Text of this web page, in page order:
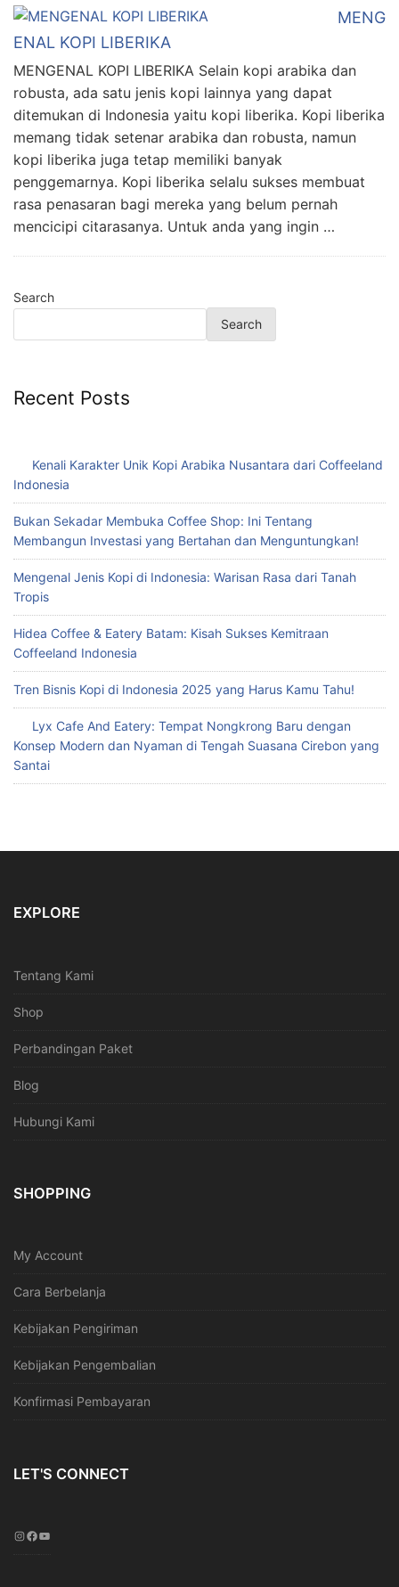
MENG
ENAL KOPI LIBERIKA
MENGENAL KOPI LIBERIKA Selain kopi arabika dan
robusta, ada satu jenis kopi lainnya yang dapat
ditemukan di Indonesia yaitu kopi liberika. Kopi liberika
memang tidak setenar arabika dan robusta, namun
kopi liberika juga tetap memiliki banyak
penggemarnya. Kopi liberika selalu sukses membuat
rasa penasaran bagi mereka yang belum pernah
mencicipi citarasanya. Untuk anda yang ingin …
Search
Search
Recent Posts
Kenali Karakter Unik Kopi Arabika Nusantara dari Coffeeland
Indonesia
Bukan Sekadar Membuka Coffee Shop: Ini Tentang
Membangun Investasi yang Bertahan dan Menguntungkan!
Mengenal Jenis Kopi di Indonesia: Warisan Rasa dari Tanah
Tropis
Hidea Coffee & Eatery Batam: Kisah Sukses Kemitraan
Coffeeland Indonesia
Tren Bisnis Kopi di Indonesia 2025 yang Harus Kamu Tahu!
Lyx Cafe And Eatery: Tempat Nongkrong Baru dengan
Konsep Modern dan Nyaman di Tengah Suasana Cirebon yang
Santai
EXPLORE
Tentang Kami
Shop
Perbandingan Paket
Blog
Hubungi Kami
SHOPPING
My Account
Cara Berbelanja
Kebijakan Pengiriman
Kebijakan Pengembalian
Konfirmasi Pembayaran
LET'S CONNECT
I
F